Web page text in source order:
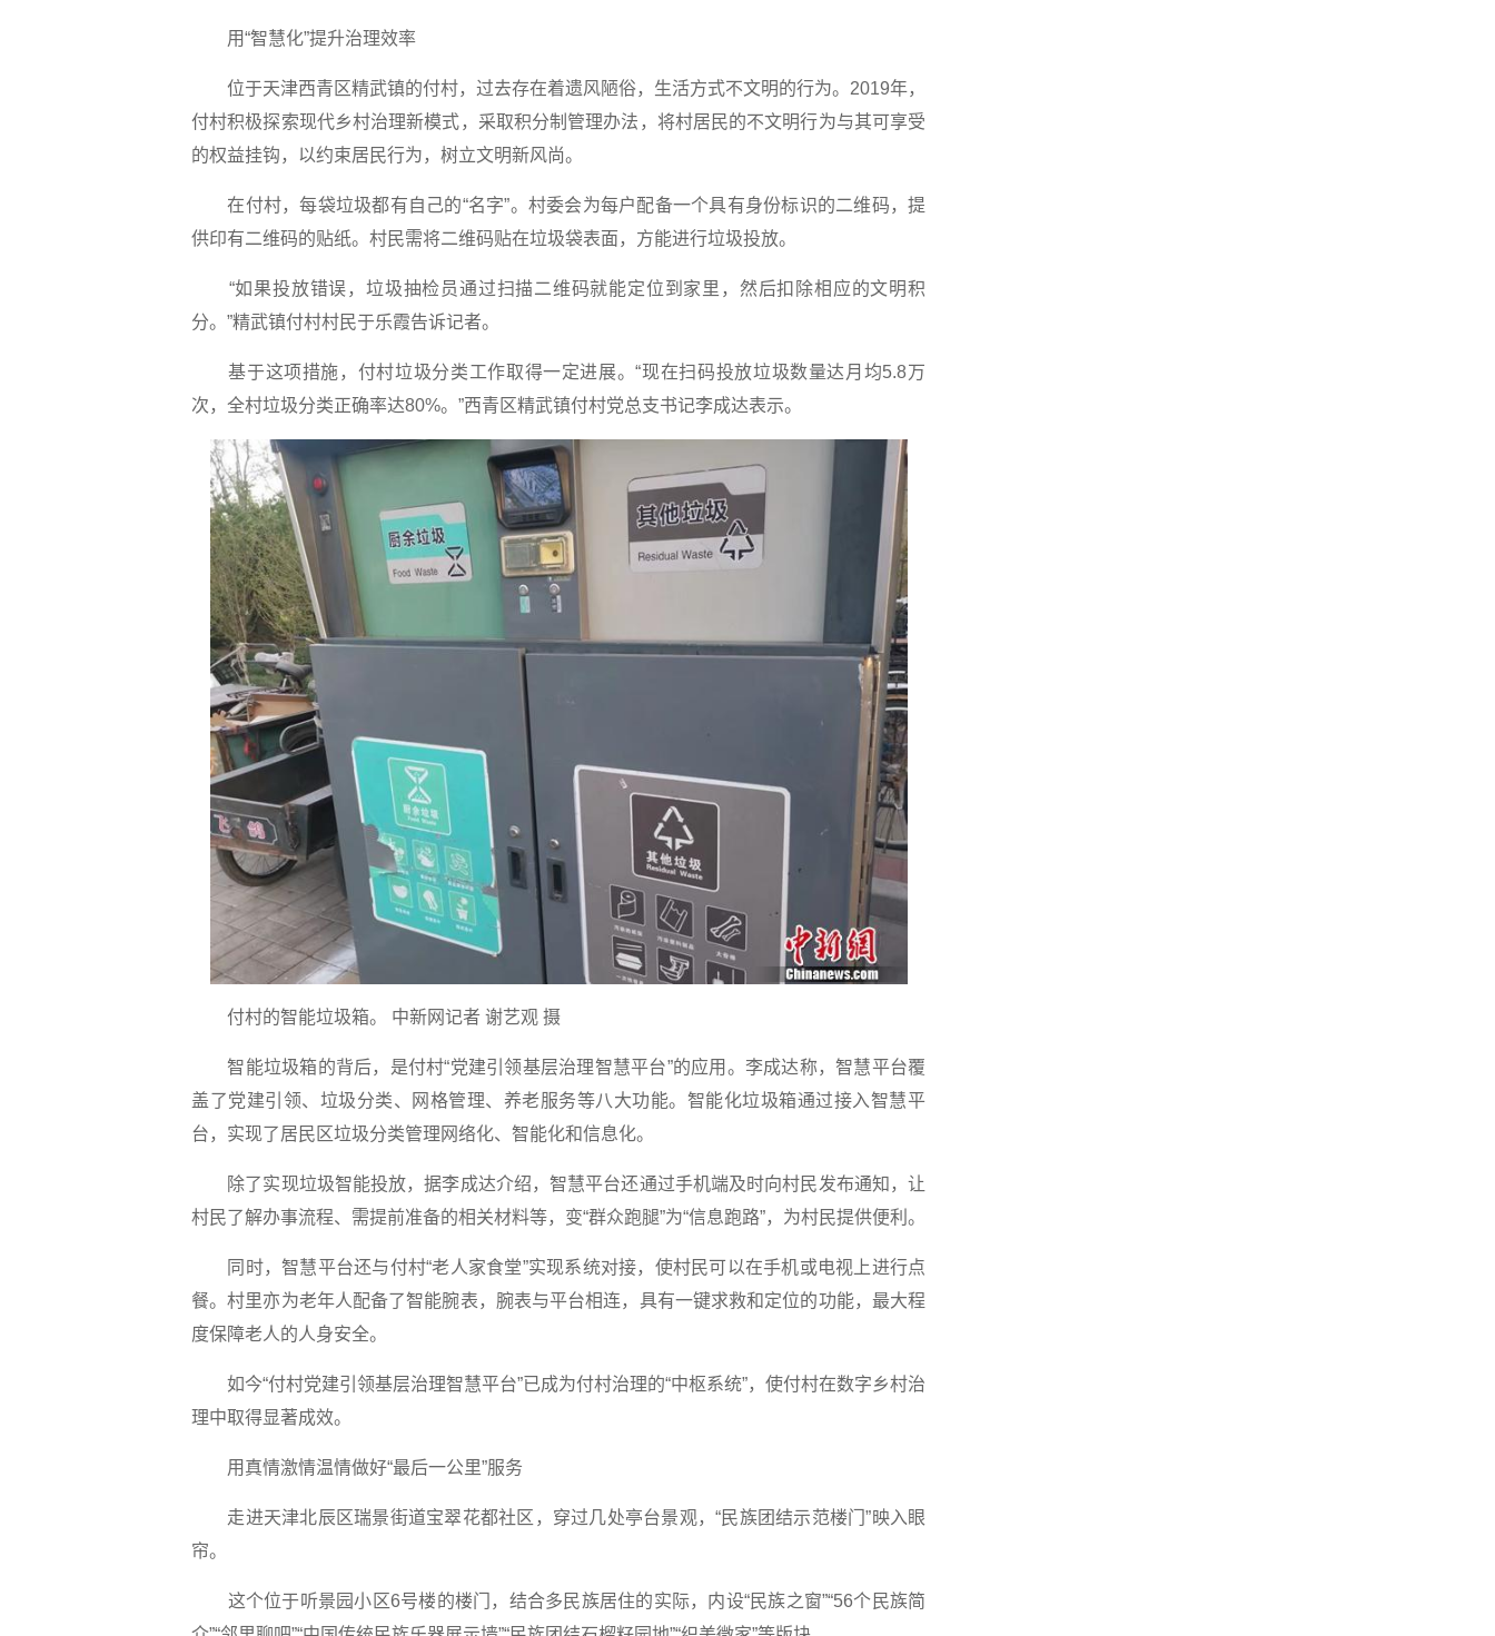
用“智慧化”提升治理效率
位于天津西青区精武镇的付村，过去存在着遗风陋俗，生活方式不文明的行为。2019年，
付村积极探索现代乡村治理新模式，采取积分制管理办法，将村居民的不文明行为与其可享受
的权益挂钩，以约束居民行为，树立文明新风尚。
在付村，每袋垃圾都有自己的“名字”。村委会为每户配备一个具有身份标识的二维码，提
供印有二维码的贴纸。村民需将二维码贴在垃圾袋表面，方能进行垃圾投放。
“如果投放错误，垃圾抽检员通过扫描二维码就能定位到家里，然后扣除相应的文明积
分。”精武镇付村村民于乐霞告诉记者。
基于这项措施，付村垃圾分类工作取得一定进展。“现在扫码投放垃圾数量达月均5.8万
次，全村垃圾分类正确率达80%。”西青区精武镇付村党总支书记李成达表示。
付村的智能垃圾箱。 中新网记者 谢艺观 摄
智能垃圾箱的背后，是付村“党建引领基层治理智慧平台”的应用。李成达称，智慧平台覆
盖了党建引领、垃圾分类、网格管理、养老服务等八大功能。智能化垃圾箱通过接入智慧平
台，实现了居民区垃圾分类管理网络化、智能化和信息化。
除了实现垃圾智能投放，据李成达介绍，智慧平台还通过手机端及时向村民发布通知，让
村民了解办事流程、需提前准备的相关材料等，变“群众跑腿”为“信息跑路”，为村民提供便利。
同时，智慧平台还与付村“老人家食堂”实现系统对接，使村民可以在手机或电视上进行点
餐。村里亦为老年人配备了智能腕表，腕表与平台相连，具有一键求救和定位的功能，最大程
度保障老人的人身安全。
如今“付村党建引领基层治理智慧平台”已成为付村治理的“中枢系统”，使付村在数字乡村治
理中取得显著成效。
用真情激情温情做好“最后一公里”服务
走进天津北辰区瑞景街道宝翠花都社区，穿过几处亭台景观，“民族团结示范楼门”映入眼
帘。
这个位于听景园小区6号楼的楼门，结合多民族居住的实际，内设“民族之窗”“56个民族简